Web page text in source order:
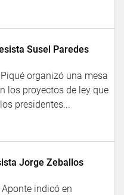
Susel Paredes
organizó una mesa
los proyectos de ley que
presidentes...
Jorge Zeballos
indicó en